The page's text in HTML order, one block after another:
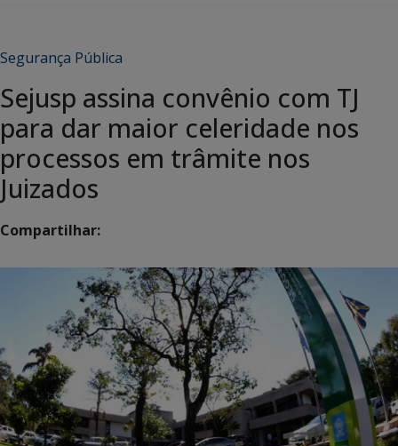
Segurança Pública
Sejusp assina convênio com TJ
para dar maior celeridade nos
processos em trâmite nos
Juizados
Compartilhar: